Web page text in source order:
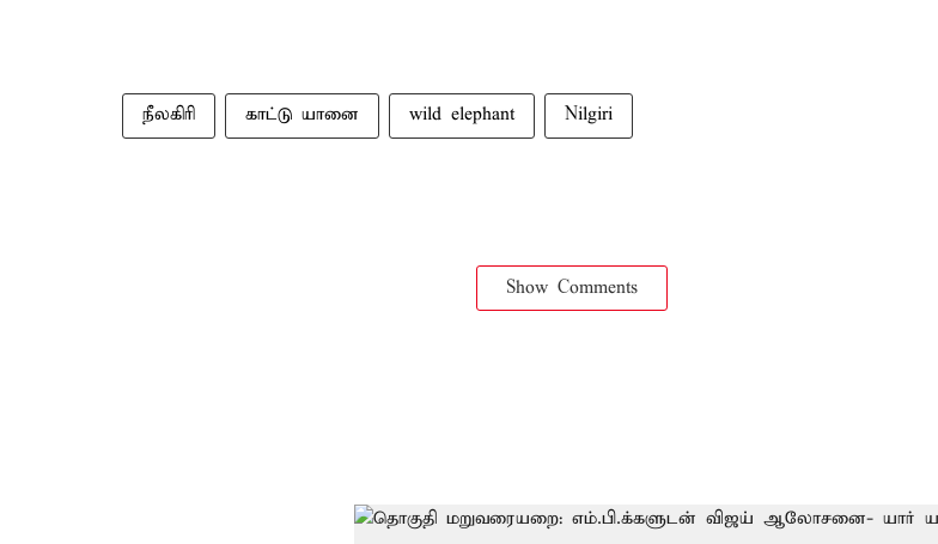
நீலகிரி காட்டு யானை wild elephant Nilgiri
Show Comments